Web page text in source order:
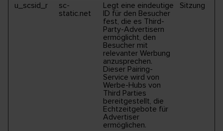
u_scsid_r
sc-
static.net
Legt eine eindeutige
ID für den Besucher
fest, die es Third-
Party-Advertisern
ermöglicht, den
Besucher mit
relevanter Werbung
anzusprechen.
Dieser Pairing-
Service wird von
Werbe-Hubs von
Third Parties
bereitgestellt, die
Echtzeitgebote für
Advertiser
ermöglichen.
Sitzung